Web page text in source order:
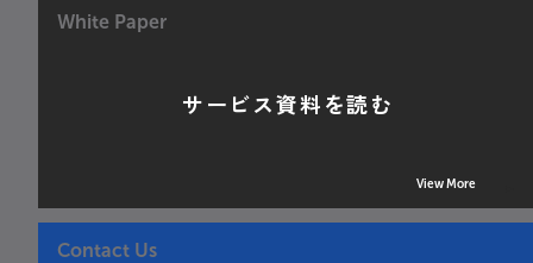
White Paper
サービス資料を読む
View More
Contact Us